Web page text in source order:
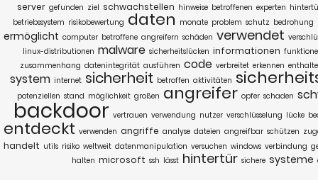
server gefunden ziel schwachstellen hinweise betroffenen experten
betriebssystem risikobewertung daten monate problem schutz bedrohung
ermöglicht computer betroffene angreifern schäden verwendet
linux-distributionen malware sicherheitslücken informationen
zusammenhang datenintegrität ausführen code verbreitet erkennen
system internet sicherheit betroffen aktivitäten
potenziellen stand möglichkeit großen angreifer opfer schaden
backdoor vertrauen verwendung nutzer verschlüsselung lücke
entdeckt verwenden angriffe analyse dateien angreifbar schützen
handelt utils risiko weltweit datenmanipulation versuchen windows verbindung
halten microsoft ssh lässt hintertür sichere systeme